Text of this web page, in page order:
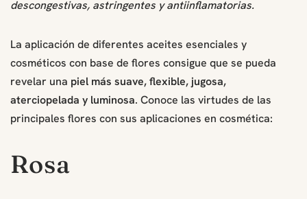
descongestivas, astringentes y antiinflamatorias.
La aplicación de diferentes aceites esenciales y
cosméticos con base de flores consigue que se pueda
revelar una piel más suave, flexible, jugosa,
aterciopelada y luminosa. Conoce las virtudes de las
principales flores con sus aplicaciones en cosmética:
Rosa